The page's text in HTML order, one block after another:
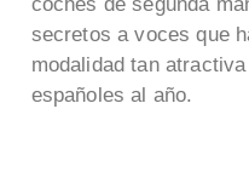
secretos a voces que
modalidad tan
españoles al año.